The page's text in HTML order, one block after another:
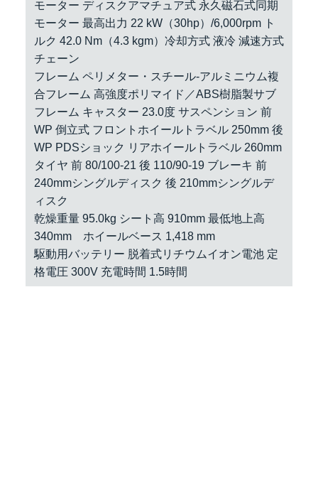
モーター ディスクアマチュア式 永久磁石式同期
モーター 最高出力 22 kW（30hp）/6,000rpm ト
ルク 42.0 Nm（4.3 kgm）冷却方式 液冷 減速方式
チェーン
フレーム ペリメター・スチール-アルミニウム複
合フレーム 高強度ポリマイド／ABS樹脂製サブ
フレーム キャスター 23.0度 サスペンション 前
WP 倒立式 フロントホイールトラベル 250mm 後
WP PDSショック リアホイールトラベル 260mm
タイヤ 前 80/100-21 後 110/90-19 ブレーキ 前
240mmシングルディスク 後 210mmシングルデ
ィスク
乾燥重量 95.0kg シート高 910mm 最低地上高
340mm ホイールベース 1,418 mm
駆動用バッテリー 脱着式リチウムイオン電池 定
格電圧 300V 充電時間 1.5時間